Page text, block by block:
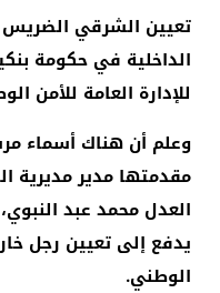
تعيين الشرقي
الداخلية في حكومة
للإدارة العامة للأمن
وعلم أن هناك أسماء
مقدمتها مدير مديرية
العدل محمد عبد
يدفع إلى تعيين رجل
الوطني.